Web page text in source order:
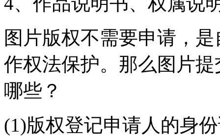
图片版权不需要申请，
作权法保护。那么图片
哪些？
(1)版权登记申请人的身